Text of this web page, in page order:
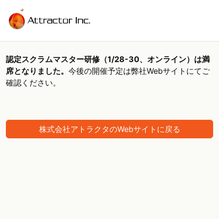
認定スクラムマスター研修（1/28-30、オンライン）は満
席となりました。 今後の開催予定は弊社Webサイトにてご
確認ください。
株式会社アトラクタのWebサイトに戻る